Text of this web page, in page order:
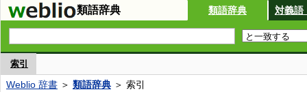
類語辞典 類語辞典 対義語
索引
Weblio 辞書 ＞ 類語辞典 ＞ 索引